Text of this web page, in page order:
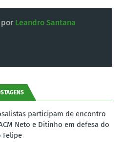
por Leandro Santana
participam de encontro
Neto e Ditinho em defesa do
Felipe